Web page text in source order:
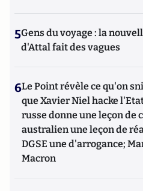
5Gens du voyage : la
d'Attal fait des vagues
6Le Point révèle ce qu'on
que Xavier Niel hacke
russe donne une leçon de
australien une leçon de
DGSE une d'arrogance;
Macron